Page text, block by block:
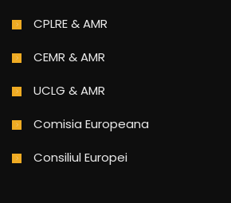
CPLRE & AMR
CEMR & AMR
UCLG & AMR
Comisia Europeana
Consiliul Europei